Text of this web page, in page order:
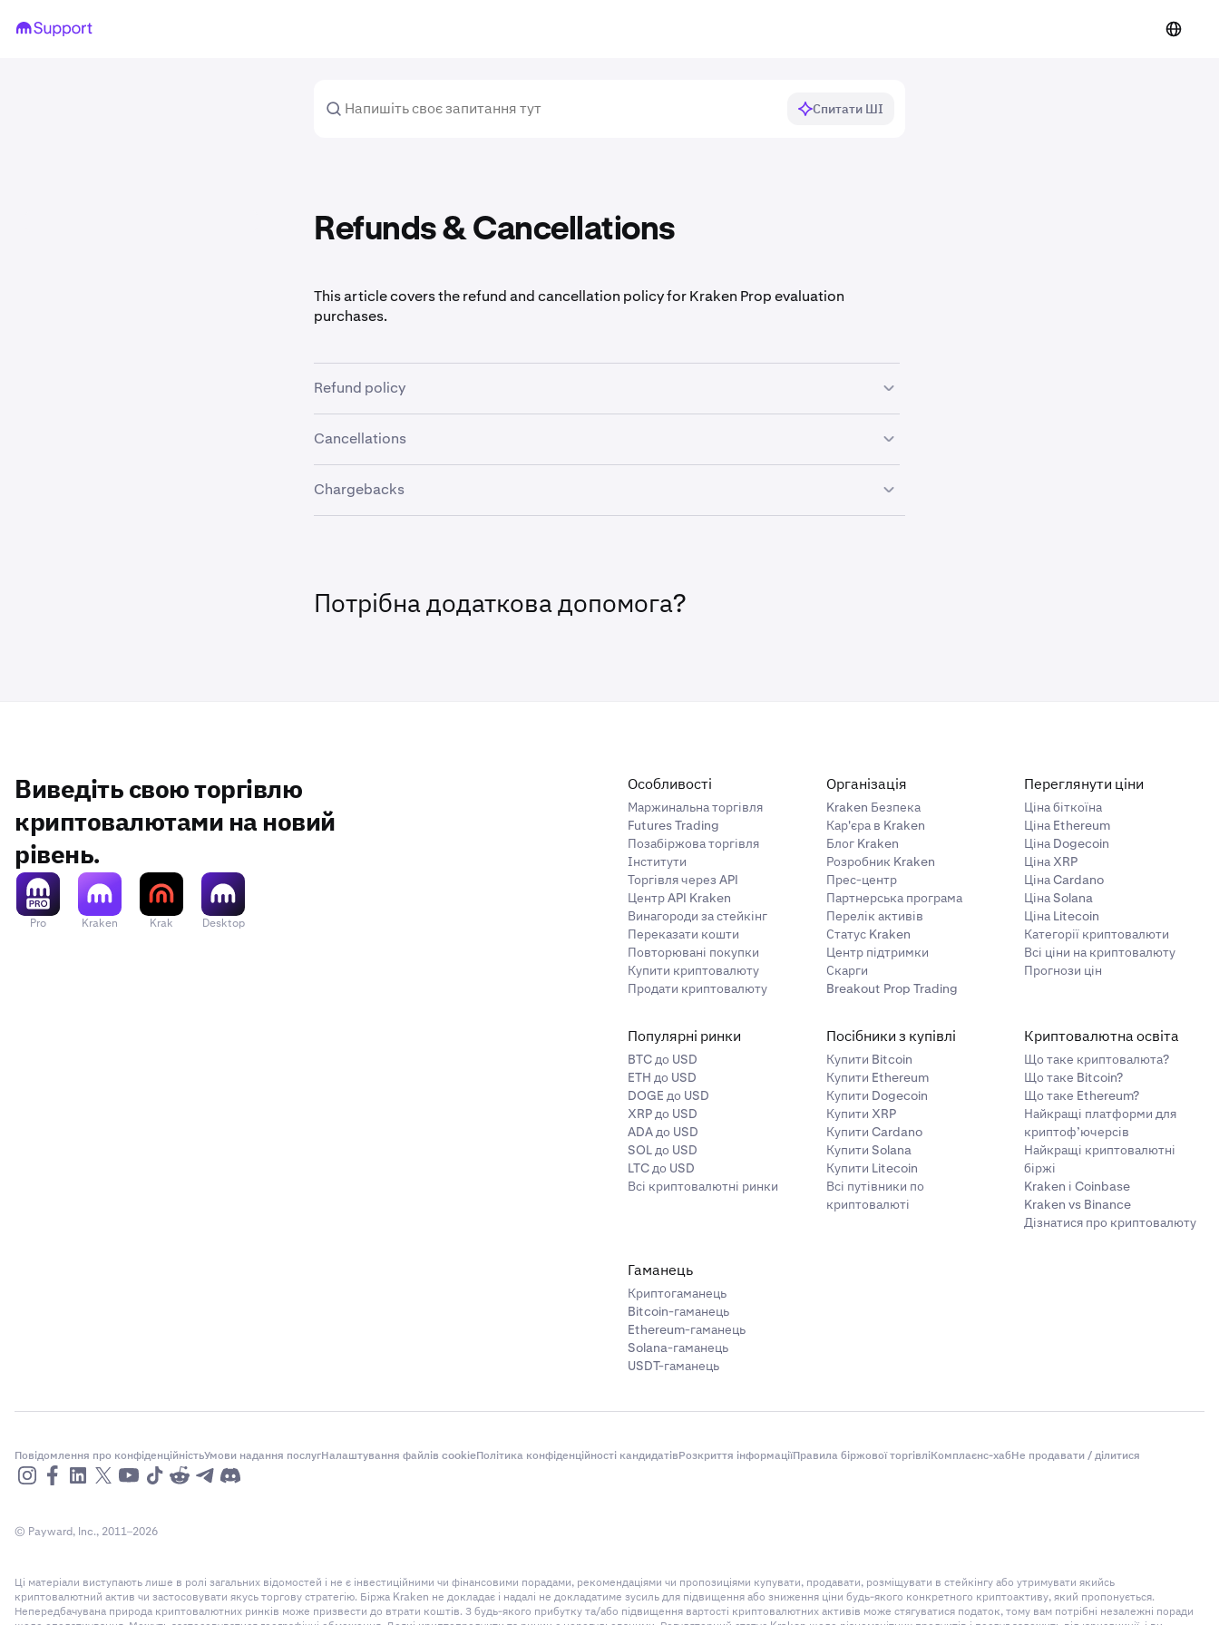
Спитати ШІ
Refunds & Cancellations
This article covers the refund and cancellation policy for Kraken Prop evaluation
purchases.
Refund policy
The refund and chargeback policy is presented during checkout and must be accepted
Cancellations
Once an evaluation is purchased and the trading account is created, the account cannot
be cancelled and converted back to a refund.
Chargebacks
Потрібна додаткова допомога?
Виведіть свою торгівлю
криптовалютами на новий
рівень.
Pro Kraken Krak Desktop
Особливості
Маржинальна торгівля
Futures Trading
Позабіржова торгівля
Інститути
Торгівля через API
Центр API Kraken
Винагороди за стейкінг
Переказати кошти
Повторювані покупки
Купити криптовалюту
Продати криптовалюту
Організація
Kraken Безпека
Кар'єра в Kraken
Блог Kraken
Розробник Kraken
Прес-центр
Партнерська програма
Перелік активів
Статус Kraken
Центр підтримки
Скарги
Breakout Prop Trading
Переглянути ціни
Ціна біткоїна
Ціна Ethereum
Ціна Dogecoin
Ціна XRP
Ціна Cardano
Ціна Solana
Ціна Litecoin
Категорії криптовалюти
Всі ціни на криптовалюту
Прогнози цін
Популярні ринки
BTC до USD
ETH до USD
DOGE до USD
XRP до USD
ADA до USD
SOL до USD
LTC до USD
Всі криптовалютні ринки
Посібники з купівлі
Купити Bitcoin
Купити Ethereum
Купити Dogecoin
Купити XRP
Купити Cardano
Купити Solana
Купити Litecoin
Всі путівники по
криптовалюті
Криптовалютна освіта
Що таке криптовалюта?
Що таке Bitcoin?
Що таке Ethereum?
Найкращі платформи для
криптоф’ючерсів
Найкращі криптовалютні
біржі
Kraken і Coinbase
Kraken vs Binance
Дізнатися про криптовалюту
Гаманець
Криптогаманець
Bitcoin-гаманець
Ethereum-гаманець
Solana-гаманець
USDT-гаманець
Повідомлення про конфіденційністьУмови надання послугНалаштування файлів cookieПолітика конфіденційності кандидатівРозкриття інформаціїПравила біржової торгівліКомплаєнс-хабНе продавати / ділитися
© Payward, Inc., 2011–2026
Ці матеріали виступають лише в ролі загальних відомостей і не є інвестиційними чи фінансовими порадами, рекомендаціями чи пропозиціями купувати, продавати, розміщувати в стейкінгу або утримувати якийсь
криптовалютний актив чи застосовувати якусь торгову стратегію. Біржа Kraken не докладає і надалі не докладатиме зусиль для підвищення або зниження ціни будь-якого конкретного криптоактиву, який пропонується.
Непередбачувана природа криптовалютних ринків може призвести до втрати коштів. З будь-якого прибутку та/або підвищення вартості криптовалютних активів може стягуватися податок, тому вам потрібні незалежні поради